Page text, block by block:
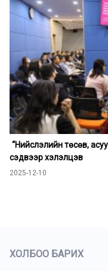
“Нийслэлийн төсөв,
сэдвээр хэлэлцэв
2025-12-10
ХОЛБОО БАРИХ